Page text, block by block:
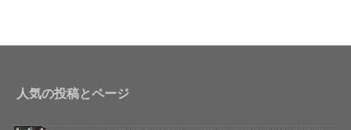
人気の投稿とページ